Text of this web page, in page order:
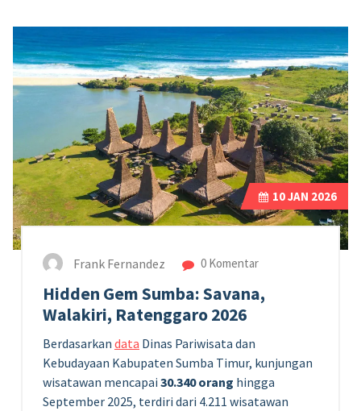
10JAN 2026
Frank Fernandez 0 Komentar
Hidden Gem Sumba: Savana,
Walakiri, Ratenggaro 2026
Berdasarkan data Dinas Pariwisata dan
Kebudayaan Kabupaten Sumba Timur, kunjungan
wisatawan mencapai 30.340 orang hingga
September 2025, terdiri dari 4.211 wisatawan